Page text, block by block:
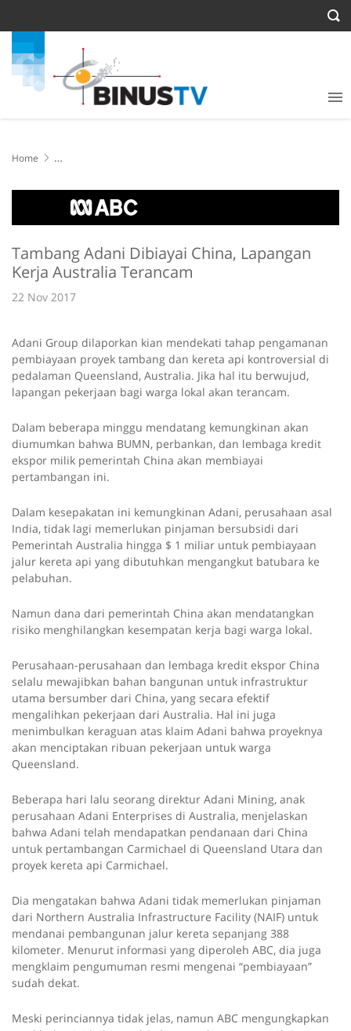
Home
Tambang Adani Dibiayai China, Lapangan
Kerja Australia Terancam
22 Nov 2017
Adani Group dilaporkan kian mendekati tahap pengamanan
pembiayaan proyek tambang dan kereta api kontroversial di
pedalaman Queensland, Australia. Jika hal itu berwujud,
lapangan pekerjaan bagi warga lokal akan terancam.
Dalam beberapa minggu mendatang kemungkinan akan
diumumkan bahwa BUMN, perbankan, dan lembaga kredit
ekspor milik pemerintah China akan membiayai
pertambangan ini.
Dalam kesepakatan ini kemungkinan Adani, perusahaan asal
India, tidak lagi memerlukan pinjaman bersubsidi dari
Pemerintah Australia hingga $ 1 miliar untuk pembiayaan
jalur kereta api yang dibutuhkan mengangkut batubara ke
pelabuhan.
Namun dana dari pemerintah China akan mendatangkan
risiko menghilangkan kesempatan kerja bagi warga lokal.
Perusahaan-perusahaan dan lembaga kredit ekspor China
selalu mewajibkan bahan bangunan untuk infrastruktur
utama bersumber dari China, yang secara efektif
mengalihkan pekerjaan dari Australia. Hal ini juga
menimbulkan keraguan atas klaim Adani bahwa proyeknya
akan menciptakan ribuan pekerjaan untuk warga
Queensland.
Beberapa hari lalu seorang direktur Adani Mining, anak
perusahaan Adani Enterprises di Australia, menjelaskan
bahwa Adani telah mendapatkan pendanaan dari China
untuk pertambangan Carmichael di Queensland Utara dan
proyek kereta api Carmichael.
Dia mengatakan bahwa Adani tidak memerlukan pinjaman
dari Northern Australia Infrastructure Facility (NAIF) untuk
mendanai pembangunan jalur kereta sepanjang 388
kilometer. Menurut informasi yang diperoleh ABC, dia juga
mengklaim pengumuman resmi mengenai “pembiayaan”
sudah dekat.
Meski perinciannya tidak jelas, namun ABC mengungkapkan